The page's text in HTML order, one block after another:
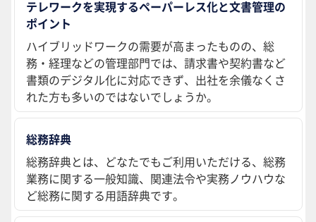
テレワークを実現するペーパーレス化と文書管理の
ポイント
ハイブリッドワークの需要が高まったものの、総
務・経理などの管理部門では、請求書や契約書など
書類のデジタル化に対応できず、出社を余儀なくさ
れた方も多いのではないでしょうか。
総務辞典
総務辞典とは、どなたでもご利用いただける、総務
業務に関する一般知識、関連法令や実務ノウハウな
ど総務に関する用語辞典です。